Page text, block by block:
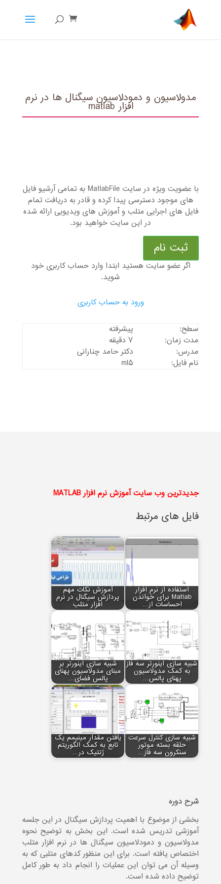
مدولاسیون و دمودلاسیون سیگنال ها در نرم
افزار matlab
با عضویت ویژه در سایت MatlabFile به تمامی آرشیو فایل
های موجود دسترسی پیدا کرده و قادر به دریافت تمام
فایل های اجرایی متلب و آموزش های ویدیویی ارائه شده
در این سایت خواهید بود.
ثبت نام
اگر عضو سایت هستید ابتدا وارد حساب کاربری خود
شوید.
ورود به حساب کاربری
سطح:
پیشرفته
مدت زمان:
7 دقیقه
مدرس:
دکتر حامد چنارانی
نام فایل:
m15
جدیدترین وب سایت آموزش نرم افزار MATLAB
فایل های مرتبط
استفاده از نرم افزار
Matlab برای خواندن
احساسات از…
آموزش نکات مهم
پردازش سیگنال در نرم
افزار متلب
شبیه سازی اینورتر سه فاز
به کمک مدولاسیون
پهنای پالس…
شبیه سازی اینورتر بر
مبنای مدولاسیون پهنای
پالس فضای…
شبیه سازی کنترل سرعت
حلقه بسته موتور
سنکرون سه فاز…
یافتن مقدار مینیمم یک
تابع به کمک الگوریتم
ژنتیک در…
شرح دوره
بخشی از موضوع با اهمیت پردازش سیگنال در این جلسه
آموزشی تدریس شده است. این بخش به توضیح نحوه
مدولاسیون و دمودلاسیون سیگنال ها در نرم افزار متلب
اختصاص یافته است. برای این منظور کدهای متلبی که به
وسیله آن می توان این عملیات را انجام داد به طور کامل
توضیح داده شده است.